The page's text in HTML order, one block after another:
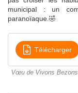
municipal : un
paranoïaque. 🤣
Télécharger
Vœu de Vivons